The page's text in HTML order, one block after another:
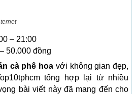
– 21:00
50.000 đồng
cà phê hoa với không gian đẹp,
tổng hợp lại từ nhiều
bài viết này đã mang đến cho